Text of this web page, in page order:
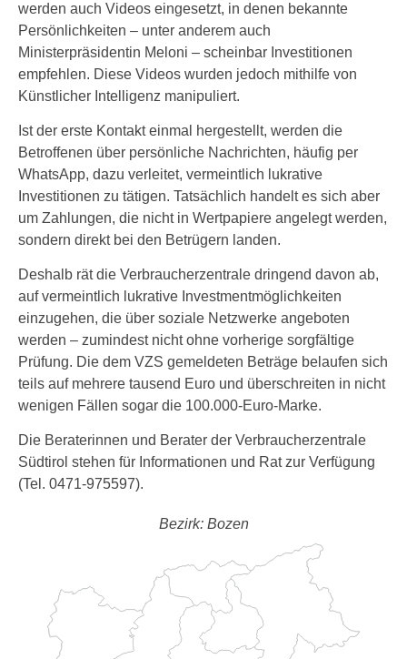
werden auch Videos eingesetzt, in denen bekannte
Persönlichkeiten – unter anderem auch
Ministerpräsidentin Meloni – scheinbar Investitionen
empfehlen. Diese Videos wurden jedoch mithilfe von
Künstlicher Intelligenz manipuliert.
Ist der erste Kontakt einmal hergestellt, werden die
Betroffenen über persönliche Nachrichten, häufig per
WhatsApp, dazu verleitet, vermeintlich lukrative
Investitionen zu tätigen. Tatsächlich handelt es sich aber
um Zahlungen, die nicht in Wertpapiere angelegt werden,
sondern direkt bei den Betrügern landen.
Deshalb rät die Verbraucherzentrale dringend davon ab,
auf vermeintlich lukrative Investmentmöglichkeiten
einzugehen, die über soziale Netzwerke angeboten
werden – zumindest nicht ohne vorherige sorgfältige
Prüfung. Die dem VZS gemeldeten Beträge belaufen sich
teils auf mehrere tausend Euro und überschreiten in nicht
wenigen Fällen sogar die 100.000-Euro-Marke.
Die Beraterinnen und Berater der Verbraucherzentrale
Südtirol stehen für Informationen und Rat zur Verfügung
(Tel. 0471-975597).
Bezirk: Bozen